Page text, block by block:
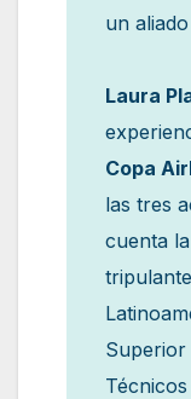
un
Laura
Copa
las tres
cuenta
Superior